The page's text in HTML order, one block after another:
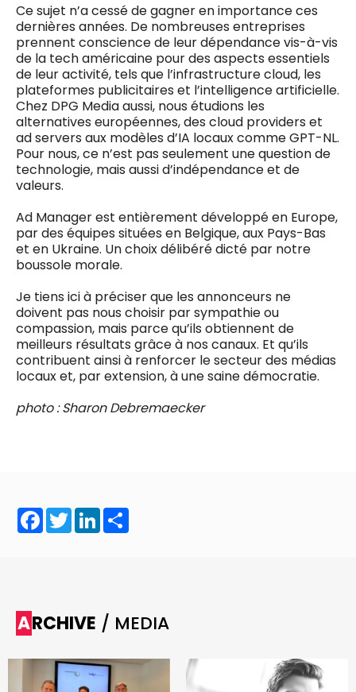
Ce sujet n’a cessé de gagner en importance ces
dernières années. De nombreuses entreprises
prennent conscience de leur dépendance vis-à-vis
de la tech américaine pour des aspects essentiels
de leur activité, tels que l’infrastructure cloud, les
plateformes publicitaires et l’intelligence artificielle.
Chez DPG Media aussi, nous étudions les
alternatives européennes, des cloud providers et
ad servers aux modèles d’IA locaux comme GPT-NL.
Pour nous, ce n’est pas seulement une question de
technologie, mais aussi d’indépendance et de
valeurs.
Ad Manager est entièrement développé en Europe,
par des équipes situées en Belgique, aux Pays-Bas
et en Ukraine. Un choix délibéré dicté par notre
boussole morale.
Je tiens ici à préciser que les annonceurs ne
doivent pas nous choisir par sympathie ou
compassion, mais parce qu’ils obtiennent de
meilleurs résultats grâce à nos canaux. Et qu’ils
contribuent ainsi à renforcer le secteur des médias
locaux et, par extension, à une saine démocratie.
photo : Sharon Debremaecker
Facebook
TwitterLinkedIn
ARCHIVE / MEDIA